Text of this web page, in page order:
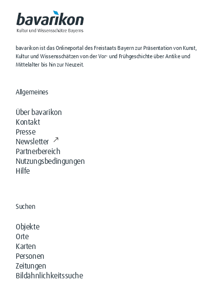
bavarikon ist das Onlineportal des Freistaats Bayern zur Präsentation von Kunst,
Kultur und Wissensschätzen von der Vor- und Frühgeschichte über Antike und
Mittelalter bis hin zur Neuzeit.
Allgemeines
Über bavarikon
Kontakt
Presse
Newsletter
Partnerbereich
Nutzungsbedingungen
Hilfe
Suchen
Objekte
Orte
Karten
Personen
Zeitungen
Bildähnlichkeitssuche